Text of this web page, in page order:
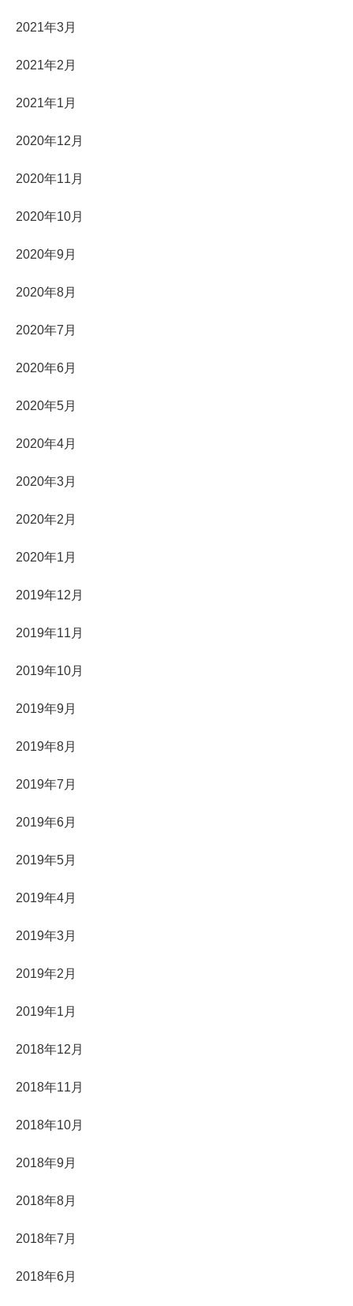
2021年3月
2021年2月
2021年1月
2020年12月
2020年11月
2020年10月
2020年9月
2020年8月
2020年7月
2020年6月
2020年5月
2020年4月
2020年3月
2020年2月
2020年1月
2019年12月
2019年11月
2019年10月
2019年9月
2019年8月
2019年7月
2019年6月
2019年5月
2019年4月
2019年3月
2019年2月
2019年1月
2018年12月
2018年11月
2018年10月
2018年9月
2018年8月
2018年7月
2018年6月